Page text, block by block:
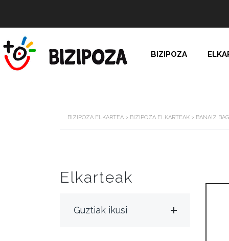
BIZIPOZA
BIZIPOZA ELKARTEA > BIZIPOZA ELKARTEAK > BANAIZ
Elkarteak
Guztiak ikusi